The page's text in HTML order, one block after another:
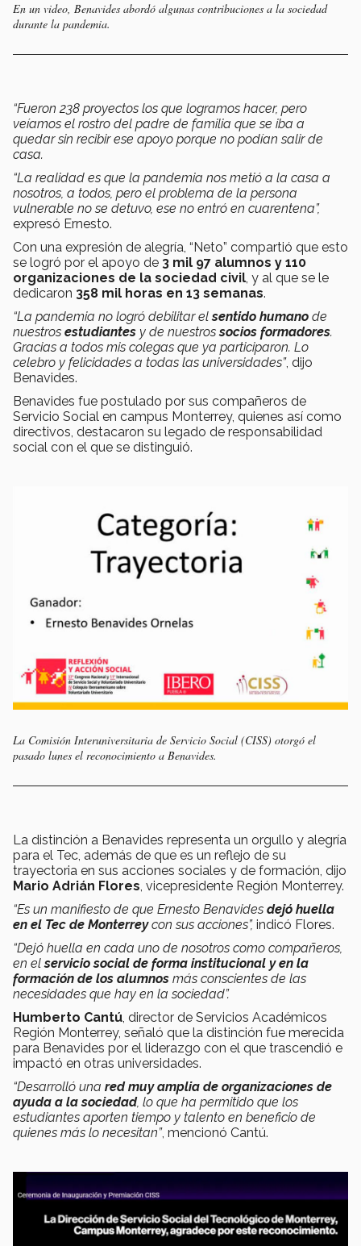
En un video, Benavides abordó algunas contribuciones a la sociedad
durante la pandemia.
“Fueron 238 proyectos los que logramos hacer, pero
veíamos el rostro del padre de familia que se iba a
quedar sin recibir ese apoyo porque no podían salir de
casa.
“La realidad es que la pandemia nos metió a la casa a
nosotros, a todos, pero el problema de la persona
vulnerable no se detuvo, ese no entró en cuarentena”,
expresó Ernesto.
Con una expresión de alegría, “Neto” compartió que esto
se logró por el apoyo de 3 mil 97 alumnos y 110
organizaciones de la sociedad civil, y al que se le
dedicaron 358 mil horas en 13 semanas.
“La pandemia no logró debilitar elsentido humano de
nuestros estudiantes y de nuestrossocios formadores.
Gracias a todos mis colegas que ya participaron. Lo
celebro y felicidades a todas las universidades”, dijo
Benavides.
Benavides fue postulado por sus compañeros de
Servicio Social en campus Monterrey, quienes así como
directivos, destacaron su legado de responsabilidad
social con el que se distinguió.
La Comisión Interuniversitaria de Servicio Social (CISS) otorgó el
pasado lunes el reconocimiento a Benavides.
La distinción a Benavides representa un orgullo y alegría
para el Tec, además de que es un reflejo de su
trayectoria en sus acciones sociales y de formación, dijo
Mario Adrián Flores, vicepresidente Región Monterrey.
“Es un manifiesto de que Ernesto Benavides dejó huella
en el Tec de Monterreycon sus acciones”, indicó Flores.
“Dejó huella en cada uno de nosotros como compañeros,
en elservicio social de forma institucional y en la
formación de los alumnos más conscientes de las
necesidades que hay en la sociedad”.
Humberto Cantú, director de Servicios Académicos
Región Monterrey, señaló que la distinción fue merecida
para Benavides por el liderazgo con el que trascendió e
impactó en otras universidades.
“Desarrolló una red muy amplia de organizaciones de
ayuda a la sociedad, lo que ha permitido que los
estudiantes aporten tiempo y talento en beneficio de
quienes más lo necesitan”, mencionó Cantú.